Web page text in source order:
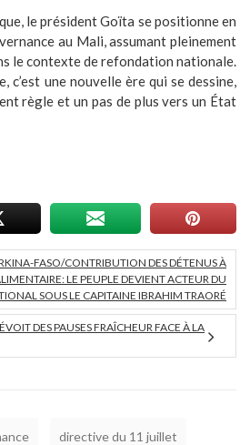
le président Goïta se positionne en
au Mali, assumant pleinement
le contexte de refondation nationale.
une nouvelle ère qui se dessine,
règle et un pas de plus vers un État
FASO/CONTRIBUTION DES DÉTENUS À
LE PEUPLE DEVIENT ACTEUR DU
SOUS LE CAPITAINE IBRAHIM TRAORÉ
DES PAUSES FRAÎCHEUR FACE À LA
directive du 11 juillet